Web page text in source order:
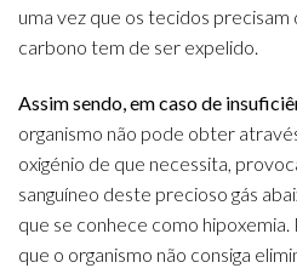
uma vez que os tecidos precisam
carbono tem de ser expelido.
Assim sendo, em caso de
organismo não pode obter
oxigénio de que necessita,
sanguíneo deste precioso gás
que se conhece como
que o organismo não consiga